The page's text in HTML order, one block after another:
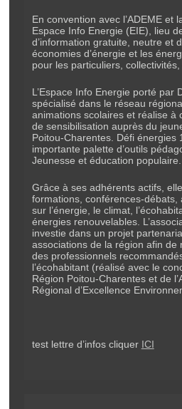
En convention avec l’ADEME et
Espace Info Energie (EIE), lieu
d’information gratuite, neutre et
économies d’énergie et les
pour les particuliers,
L’Espace Info Energie porté par
spécialisé dans le réseau
animations scolaires et réalise à
de sensibilisation auprès du
Poitou-Charentes. Défi énergies
importante palette d’outils
Jeunesse et éducation populaire.
Grâce à ses adhérents actifs,
formations, conférences-débats,
sur l’énergie, le climat,
énergies renouvelables.
investie dans un projet
associations de la région afin de
des professionnels
l’écohabitant (réalisé avec le
Région Poitou-Charentes et de
Régional d’Excellence
test lettre d’infos cliquer ICI